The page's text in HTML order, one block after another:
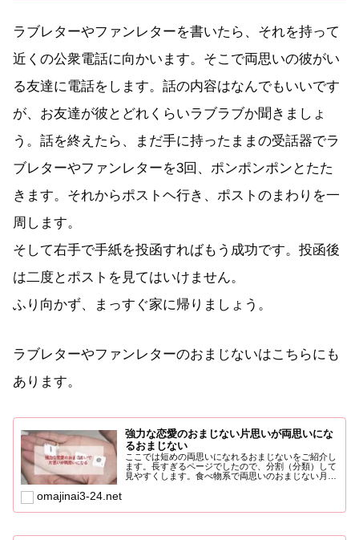
ラブレターやファンレターを書いたら、それを持って
近くの公衆電話に向かいます。そこで両思いの彼がい
る友達に電話をします。話の内容はなんでもいいです
が、お友達が彼とどれくらいラブラブか聞きましょ
う。話を終えたら、まだ手に持ったままの受話器でラ
ブレターやファンレターを3回、ポンポンポンとたた
きます。それからポストヘ行き、ポストのまわりを一
周します。
そして右手で手紙を投函すればもう成功です。投函後
は二度とポストを見てはいけません。
ふり向かず、まっすぐ家に帰りましょう。
ラブレターやファンレターのおまじないはこちらにも
あります。
強力な恋愛のおまじない片思いが両思いにな
るおまじない
ここでは短めの両思いになれるおまじないをご紹介し
ます。長すぎるページでしたので、分割（分類）して
見やすくします。食べ物系で両思いのおまじない月に
omajinai3-24.net